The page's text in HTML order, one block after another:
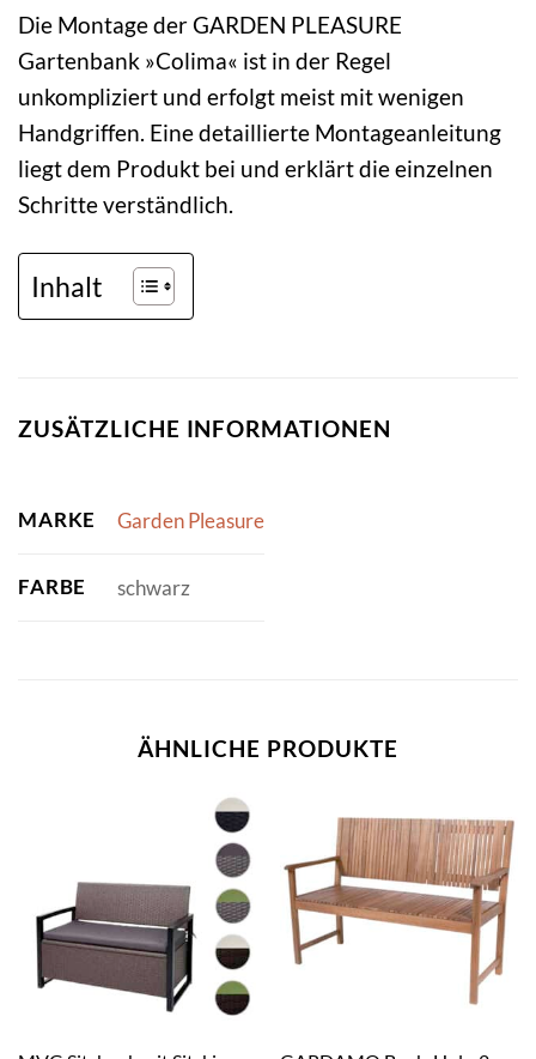
Die Montage der GARDEN PLEASURE
Gartenbank »Colima« ist in der Regel
unkompliziert und erfolgt meist mit wenigen
Handgriffen. Eine detaillierte Montageanleitung
liegt dem Produkt bei und erklärt die einzelnen
Schritte verständlich.
Inhalt
ZUSÄTZLICHE INFORMATIONEN
MARKE Garden Pleasure
FARBE schwarz
ÄHNLICHE PRODUKTE